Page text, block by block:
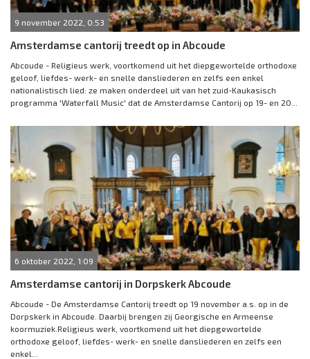
9 november 2022, 0:53
Amsterdamse cantorij treedt op in Abcoude
Abcoude - Religieus werk, voortkomend uit het diepgewortelde orthodoxe
geloof, liefdes- werk- en snelle dansliederen en zelfs een enkel
nationalistisch lied: ze maken onderdeel uit van het zuid-Kaukasisch
programma 'Waterfall Music' dat de Amsterdamse Cantorij op 19- en 20...
6 oktober 2022, 1:09
Amsterdamse cantorij in Dorpskerk Abcoude
Abcoude - De Amsterdamse Cantorij treedt op 19 november a.s. op in de
Dorpskerk in Abcoude. Daarbij brengen zij Georgische en Armeense
koormuziek.Religieus werk, voortkomend uit het diepgewortelde
orthodoxe geloof, liefdes- werk- en snelle dansliederen en zelfs een
enkel...